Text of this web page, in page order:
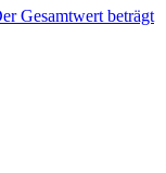
Gesamtwert beträgt